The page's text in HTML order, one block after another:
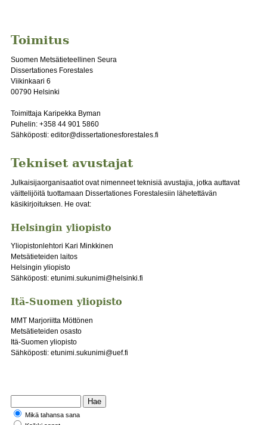
Toimitus
Suomen Metsätieteellinen Seura
Dissertationes Forestales
Viikinkaari 6
00790 Helsinki
Toimittaja Karipekka Byman
Puhelin: +358 44 901 5860
Sähköposti: editor@dissertationesforestales.fi
Tekniset avustajat
Julkaisijaorganisaatiot ovat nimenneet teknisiä avustajia, jotka auttavat
väittelijöitä tuottamaan Dissertationes Forestalesiin lähetettävän
käsikirjoituksen. He ovat:
Helsingin yliopisto
Yliopistonlehtori Kari Minkkinen
Metsätieteiden laitos
Helsingin yliopisto
Sähköposti: etunimi.sukunimi@helsinki.fi
Itä-Suomen yliopisto
MMT Marjoriitta Möttönen
Metsätieteiden osasto
Itä-Suomen yliopisto
Sähköposti: etunimi.sukunimi@uef.fi
Mikä tahansa sana